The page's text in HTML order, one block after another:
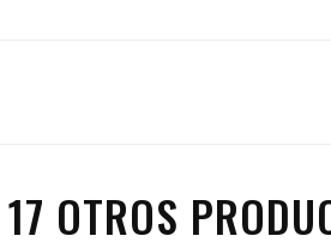
17 OTROS